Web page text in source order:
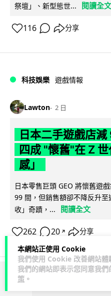
本網站正使用 Cookie
我們使用 Cookie 改善網站體
我們的網站即表示您同意我們
策 。
祭壇」、新型態世...
閱讀全文
116 分享
科技娛樂 遊戲情報
Lawton 2 日
日本二手遊戲店
四成 "懷舊"在 Z 世
感」
日本零售巨頭 GEO 將懷舊遊
99 間，但銷售額卻不降反升
收」奇蹟，...
閱讀全文
262 20 ↗ 分享